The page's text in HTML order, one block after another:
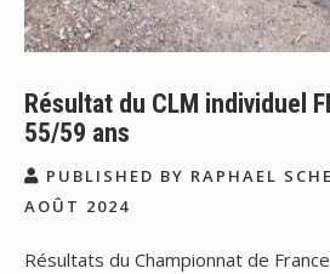
Résultat du CLM individuel
55/59 ans
PUBLISHED BY RAPHAEL
AOÛT 2024
Résultats du Championnat de